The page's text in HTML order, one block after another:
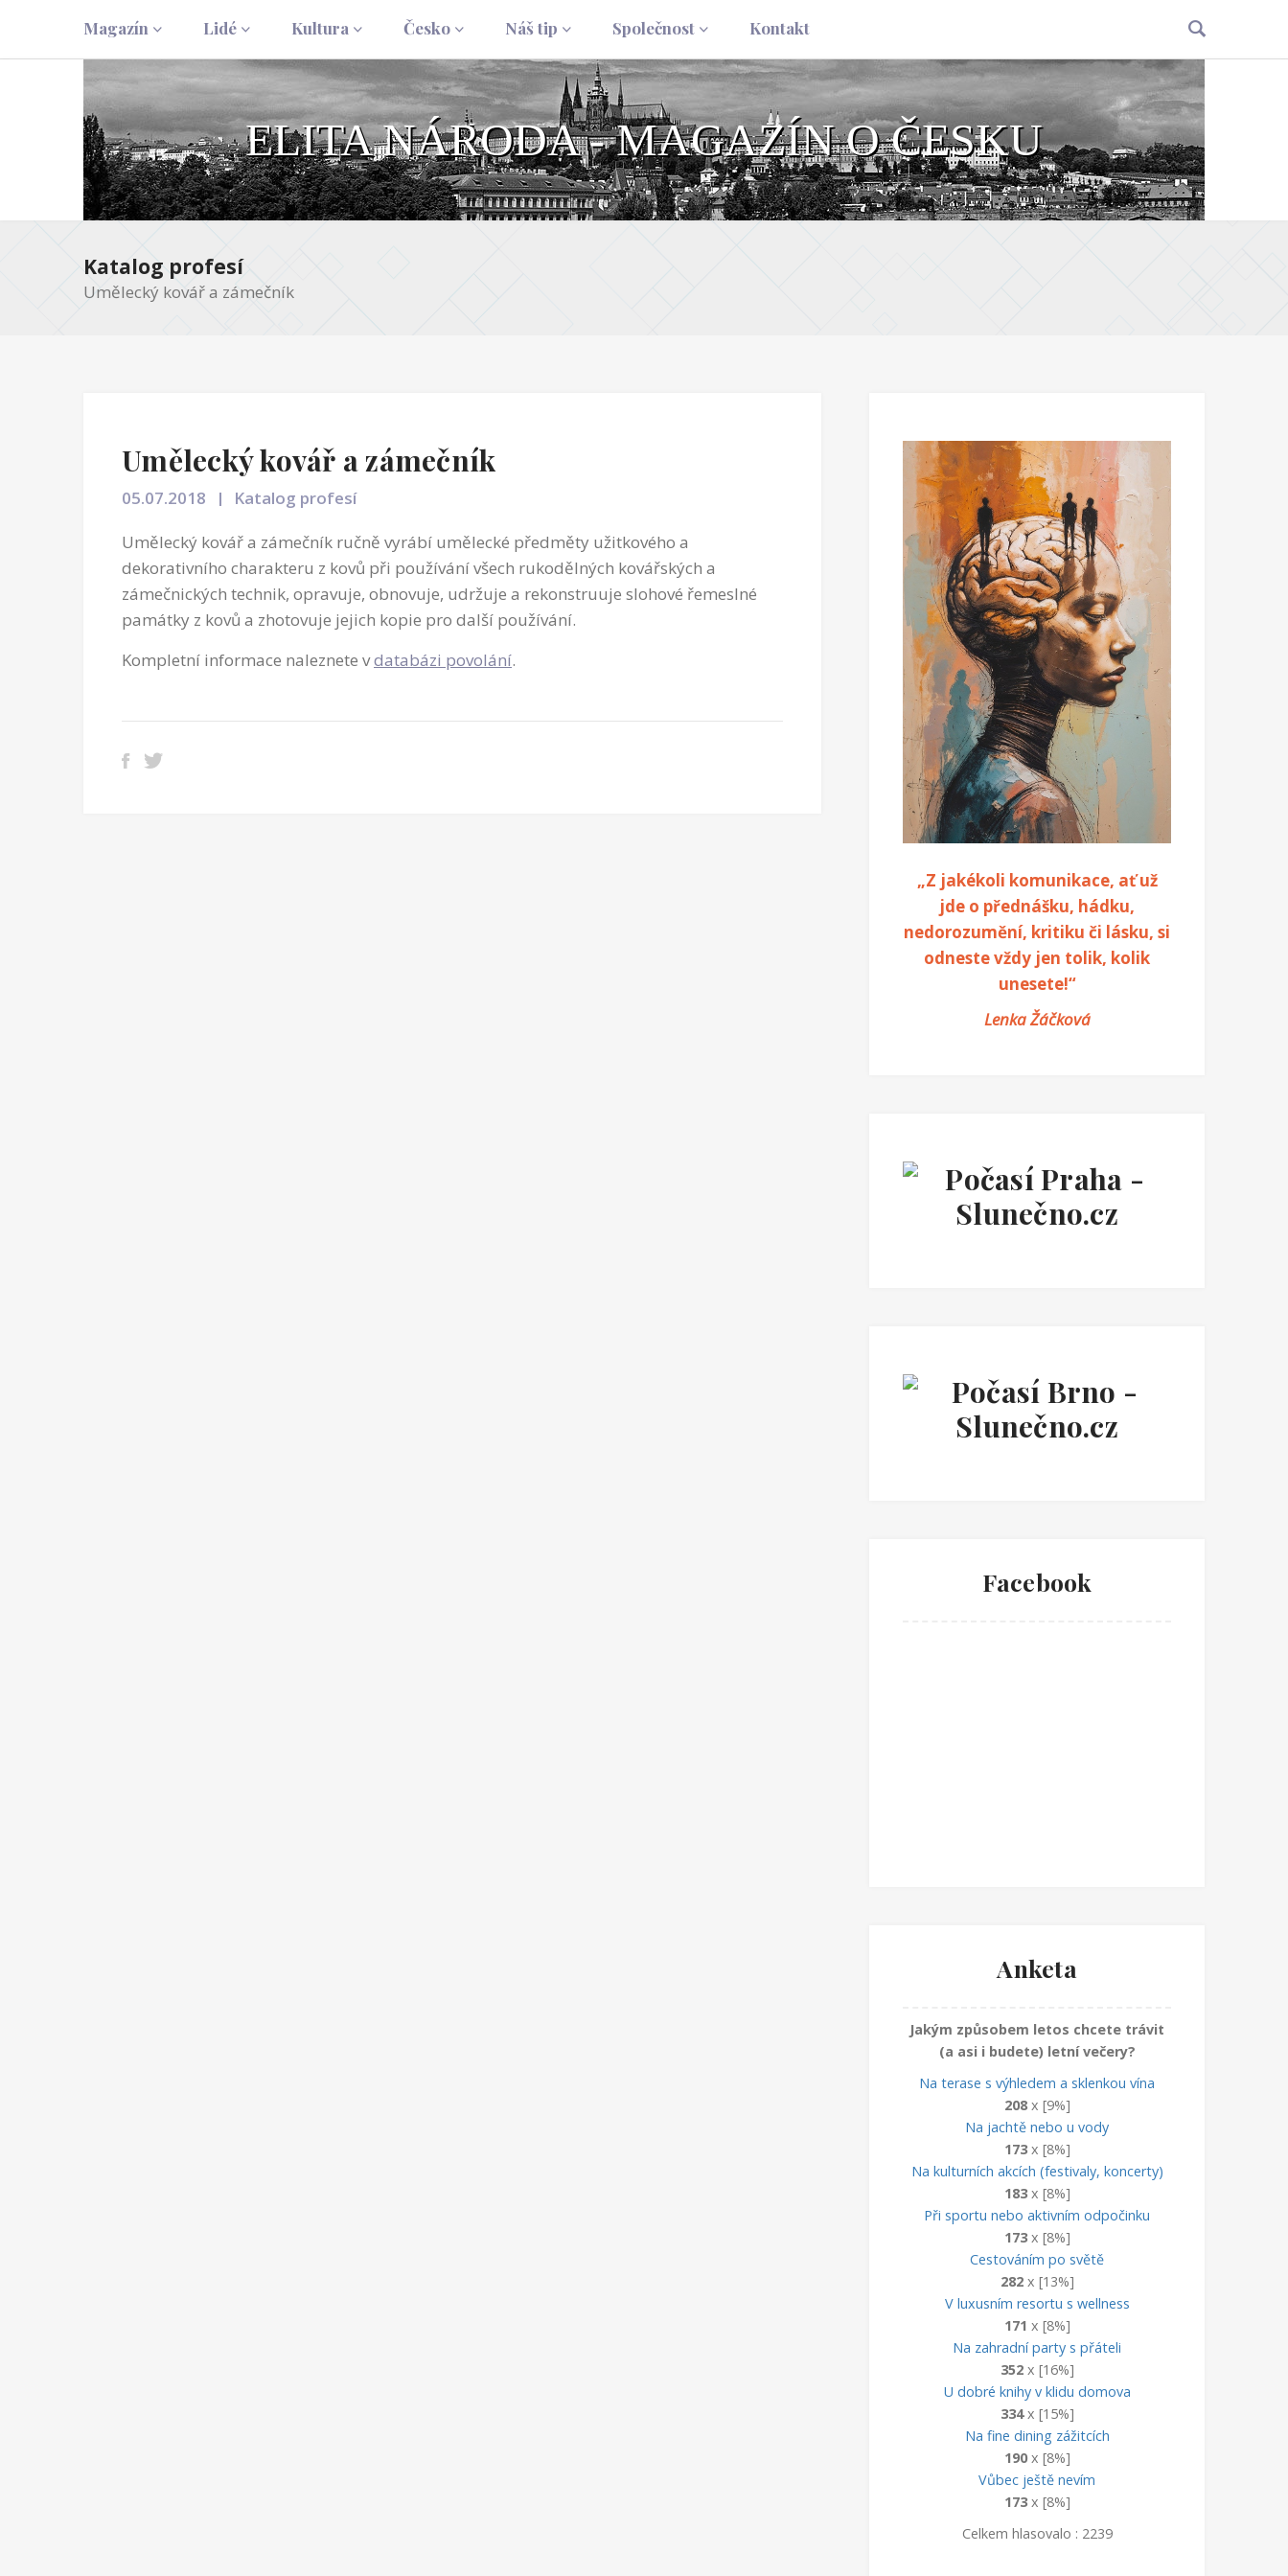
Magazín Lidé Kultura Česko Náš tip Společnost Kontakt
ELITA NÁRODA - MAGAZÍN O ČESKU
Katalog profesí
Umělecký kovář a zámečník
Umělecký kovář a zámečník
05.07.2018
Katalog profesí
Umělecký kovář a zámečník ručně vyrábí umělecké předměty užitkového a
dekorativního charakteru z kovů při používání všech rukodělných kovářských a
zámečnických technik, opravuje, obnovuje, udržuje a rekonstruuje slohové řemeslné
památky z kovů a zhotovuje jejich kopie pro další používání.
Kompletní informace naleznete vdatabázi povolání.
„Z jakékoli komunikace, ať už
jde o přednášku, hádku,
nedorozumění, kritiku či lásku, si
odneste vždy jen tolik, kolik
unesete!“
Lenka Žáčková
Facebook
Anketa
Jakým způsobem letos chcete trávit
(a asi i budete) letní večery?
Na terase s výhledem a sklenkou vína
208x [9%]
Na jachtě nebo u vody
173x [8%]
Na kulturních akcích (festivaly, koncerty)
183x [8%]
Při sportu nebo aktivním odpočinku
173x [8%]
Cestováním po světě
282x [13%]
V luxusním resortu s wellness
171 x [8%]
Na zahradní party s přáteli
352x [16%]
U dobré knihy v klidu domova
334x [15%]
Na fine dining zážitcích
190x [8%]
Vůbec ještě nevím
173x [8%]
Celkem hlasovalo : 2239